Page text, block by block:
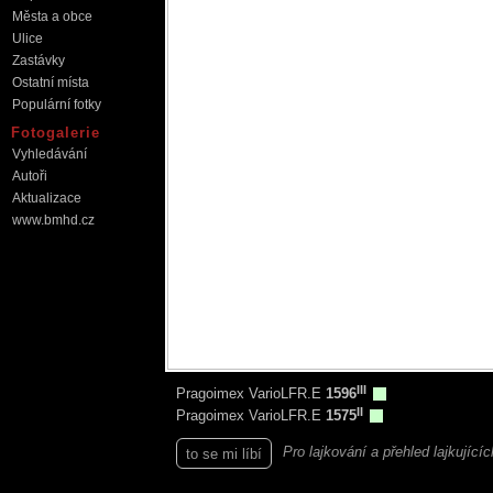
Pragoimex VarioLFR.E 1596
Pragoimex VarioLFR.E 1575
to se mi líbí Pro lajkování a přehled
Města a obce
Ulice
Zastávky
Ostatní místa
Populární fotky
Fotogalerie
Vyhledávání
Autoři
Aktualizace
www.bmhd.cz